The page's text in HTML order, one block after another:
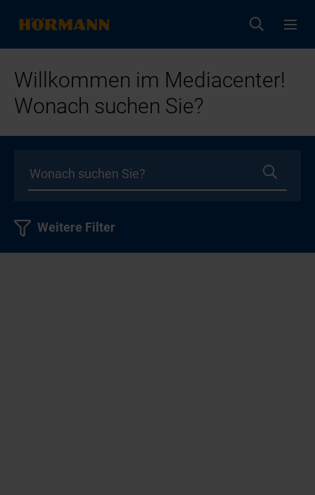
Willkommen im Mediacenter!
Wonach suchen Sie?
Weitere Filter